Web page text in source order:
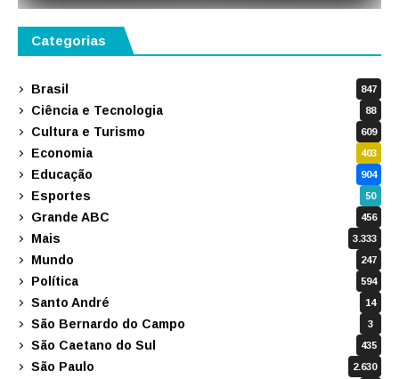
Categorias
Brasil 847
Ciência e Tecnologia 88
Cultura e Turismo 609
Economia 403
Educação 904
Esportes 50
Grande ABC 456
Mais 3.333
Mundo 247
Política 594
Santo André 14
São Bernardo do Campo 3
São Caetano do Sul 435
São Paulo 2.630